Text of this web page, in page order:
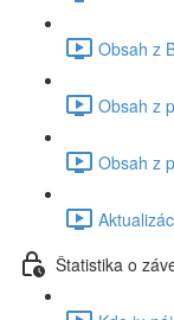
Obsah z
Obsah z
Obsah z
Štatistika o